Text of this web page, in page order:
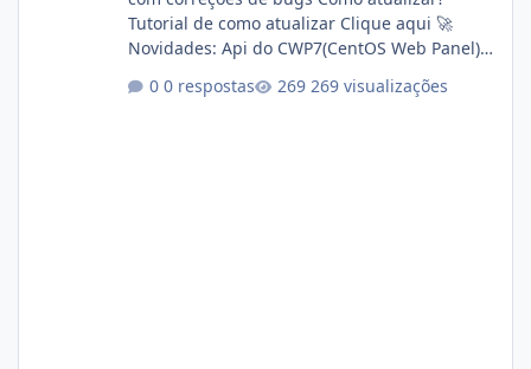
Tutorial de como atualizar Clique aqui 🚀
Novidades: Api do CWP7(CentOS Web Panel)
autorizado a usasr o isistem:
0 respostas 269 visualizações